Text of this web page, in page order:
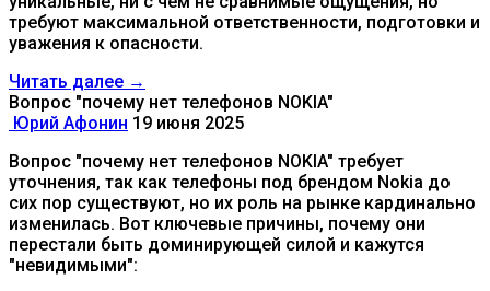
требуют максимальной ответственности, подготовки и
уважения к опасности.
Читать далее →
Вопрос "почему нет телефонов NOKIA"
Юрий Афонин 19 июня 2025
Вопрос "почему нет телефонов NOKIA" требует
уточнения, так как телефоны под брендом Nokia до
сих пор существуют, но их роль на рынке кардинально
изменилась. Вот ключевые причины, почему они
перестали быть доминирующей силой и кажутся
"невидимыми":